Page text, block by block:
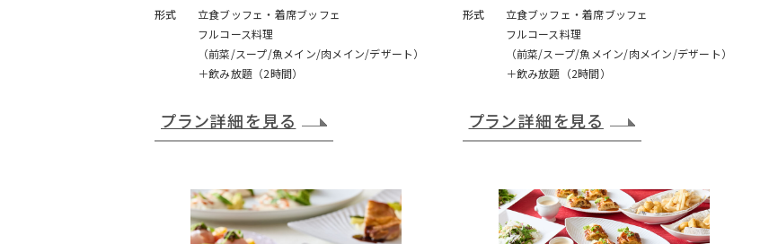
形式
立食ブッフェ・着席ブッフェ
フルコース料理
（前菜/スープ/魚メイン/肉メイン/デザート）
＋飲み放題（2時間）
プラン詳細を見る
形式
立食ブッフェ・着席ブッフェ
フルコース料理
（前菜/スープ/魚メイン/肉メイン/デザート）
＋飲み放題（2時間）
プラン詳細を見る